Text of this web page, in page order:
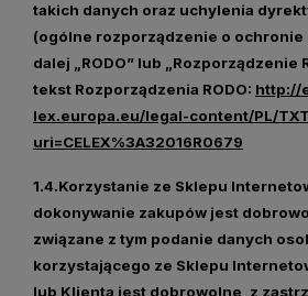
takich danych oraz uchylenia
(ogólne rozporządzenie o ochronie
dalej „ RODO” lub „ Rozporządzenie
tekst Rozporządzenia RODO: http://
lex.europa.eu/legal-content/PL/
uri=CELEX%3A32016R0679
1.4.Korzystanie ze Sklepu
dokonywanie zakupów jest
związane z tym podanie danych
korzystającego ze Sklepu
lub Klienta jest dobrowolne, z